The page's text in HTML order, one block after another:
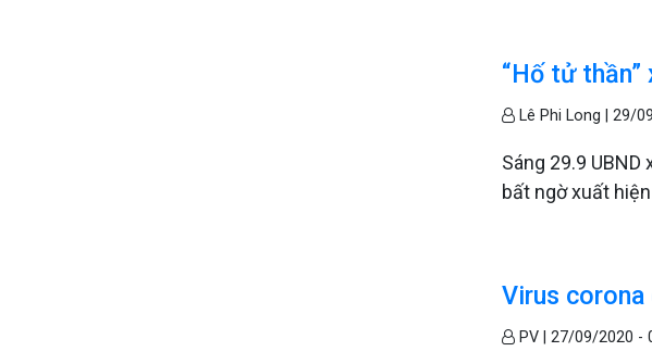
“Hố tử
Lê Phi Long |29/
Sáng 29.9
bất ngờ xuất
Virus corona
PV |27/09/2020 -